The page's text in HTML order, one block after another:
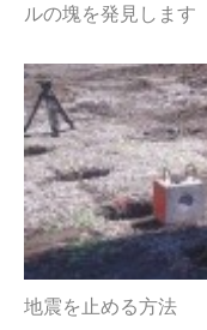
ルの塊を発見します
地震を止める方法